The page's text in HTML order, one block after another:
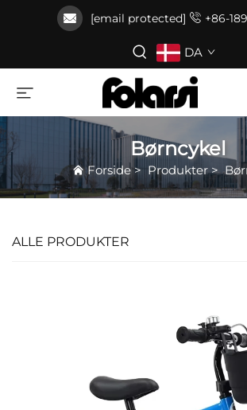
[email protected] +86-
DA
Børncykel
Forside> Produkter>
ALLE PRODUKTER